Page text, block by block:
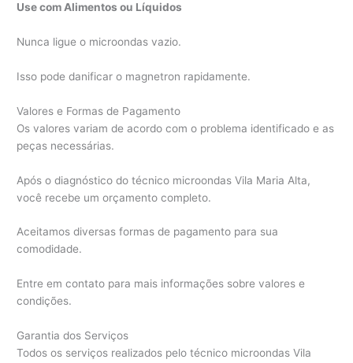
Use com Alimentos ou Líquidos
Nunca ligue o microondas vazio.
Isso pode danificar o magnetron rapidamente.
Valores e Formas de Pagamento
Os valores variam de acordo com o problema identificado e as
peças necessárias.
Após o diagnóstico do técnico microondas Vila Maria Alta,
você recebe um orçamento completo.
Aceitamos diversas formas de pagamento para sua
comodidade.
Entre em contato para mais informações sobre valores e
condições.
Garantia dos Serviços
Todos os serviços realizados pelo técnico microondas Vila